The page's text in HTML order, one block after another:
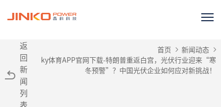
返
回
新
闻
列
表
首页
新闻动态
ky体育APP官网下载-特朗普重返白宫，光伏行业迎来“寒
冬预警”？中国光伏企业如何应对新挑战！